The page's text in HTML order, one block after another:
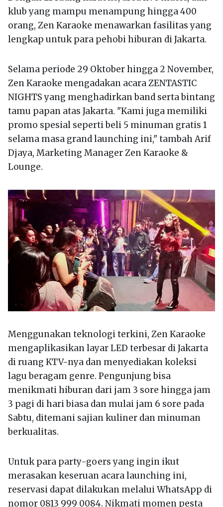
klub yang mampu menampung hingga 400
orang, Zen Karaoke menawarkan fasilitas yang
lengkap untuk para pehobi hiburan di Jakarta.
Selama periode 29 Oktober hingga 2 November,
Zen Karaoke mengadakan acara ZENTASTIC
NIGHTS yang menghadirkan band serta bintang
tamu papan atas Jakarta. "Kami juga memiliki
promo spesial seperti beli 5 minuman gratis 1
selama masa grand launching ini," tambah Arif
Djaya, Marketing Manager Zen Karaoke &
Lounge.
Menggunakan teknologi terkini, Zen Karaoke
mengaplikasikan layar LED terbesar di Jakarta
di ruang KTV-nya dan menyediakan koleksi
lagu beragam genre. Pengunjung bisa
menikmati hiburan dari jam 3 sore hingga jam
3 pagi di hari biasa dan mulai jam 6 sore pada
Sabtu, ditemani sajian kuliner dan minuman
berkualitas.
Untuk para party-goers yang ingin ikut
merasakan keseruan acara launching ini,
reservasi dapat dilakukan melalui WhatsApp di
nomor 0813 999 0084. Nikmati momen pesta